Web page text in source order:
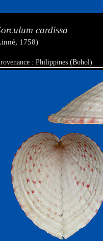
cardissa
1758)
: Philippines (Bohol)
: 35.6 x 33 mm